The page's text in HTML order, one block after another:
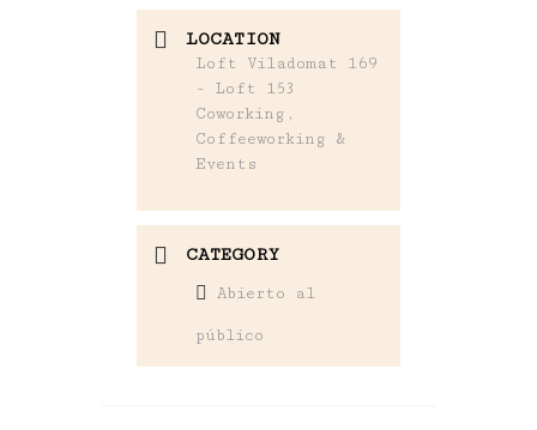
LOCATION
Loft Viladomat 169
- Loft 153
Coworking,
Coffeeworking &
Events
CATEGORY
Abierto al
público